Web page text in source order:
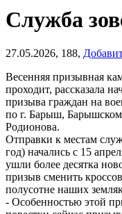
Служба
27.05.2026, 188,
Весенняя призывная
проходит, рассказала
призыва граждан на
по г. Барыш,
Родионова.
Отправки к местам
год) начались с 15
ушли более десятка
призыв сменить
полусотне наших
- Особенностью этой